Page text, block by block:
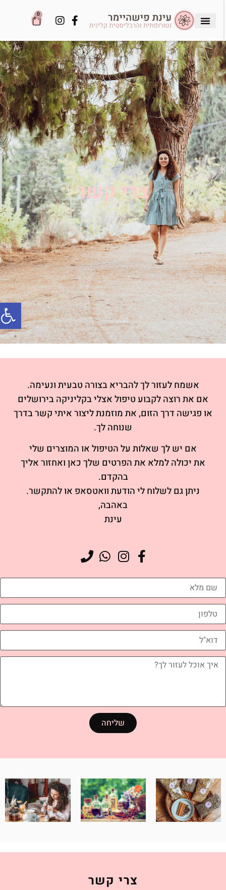
פתח
0
צרי קשר
אשמח לעזור לך להבריא בצורה טבעית ונעימה.
אם את רוצה לקבוע טיפול אצלי בקליניקה בירושלים
או פגישה דרך הזום, את מוזמנת ליצור איתי קשר בדרך
שנוחה לך.
אם יש לך שאלות על הטיפול או המוצרים שלי
את יכולה למלא את הפרטים שלך כאן ואחזור אליך
בהקדם.
ניתן גם לשלוח לי הודעת וואטסאפ או להתקשר.
באהבה,
עינת
שליחה
צרי קשר